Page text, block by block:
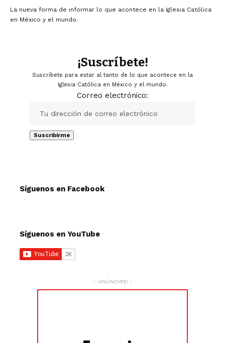
La nueva forma de informar lo que acontece en la Iglesia Católica
en México y el mundo.
¡Suscríbete!
Suscríbete para estar al tanto de lo que acontece en la
Iglesia Católica en México y el mundo.
Correo electrónico:
Síguenos en Facebook
Síguenos en YouTube
- ¡ANÚNCIATE! -